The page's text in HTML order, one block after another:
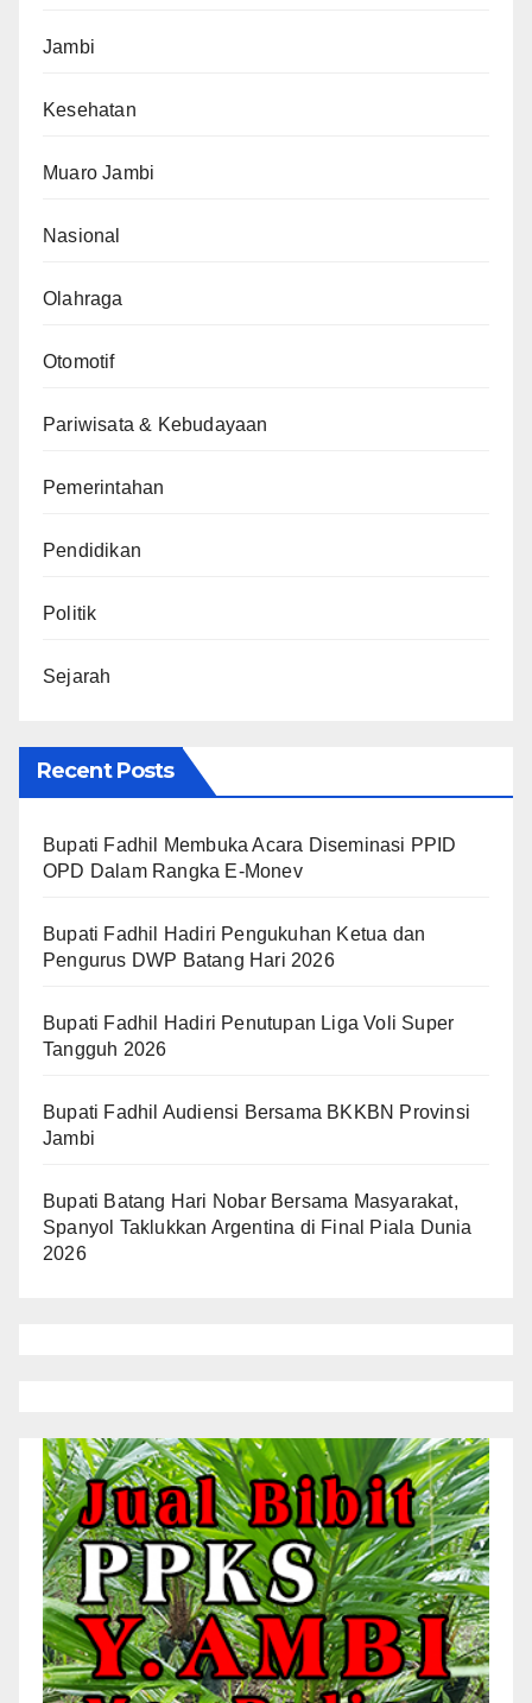
Jambi
Kesehatan
Muaro Jambi
Nasional
Olahraga
Otomotif
Pariwisata & Kebudayaan
Pemerintahan
Pendidikan
Politik
Sejarah
Recent Posts
Bupati Fadhil Membuka Acara Diseminasi PPID
OPD Dalam Rangka E-Monev
Bupati Fadhil Hadiri Pengukuhan Ketua dan
Pengurus DWP Batang Hari 2026
Bupati Fadhil Hadiri Penutupan Liga Voli Super
Tangguh 2026
Bupati Fadhil Audiensi Bersama BKKBN Provinsi
Jambi
Bupati Batang Hari Nobar Bersama Masyarakat,
Spanyol Taklukkan Argentina di Final Piala Dunia
2026